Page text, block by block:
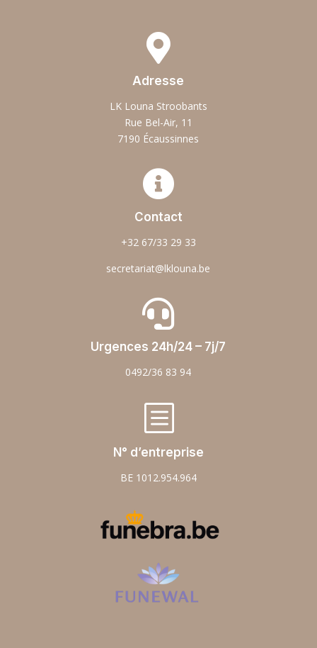

Adresse
LK Louna Stroobants
Rue Bel-Air, 11
7190 Écaussinnes

Contact
+32 67/33 29 33
secretariat@lklouna.be

Urgences 24h/24 – 7j/7
0492/36 83 94
b
N° d’entreprise
BE 1012.954.964